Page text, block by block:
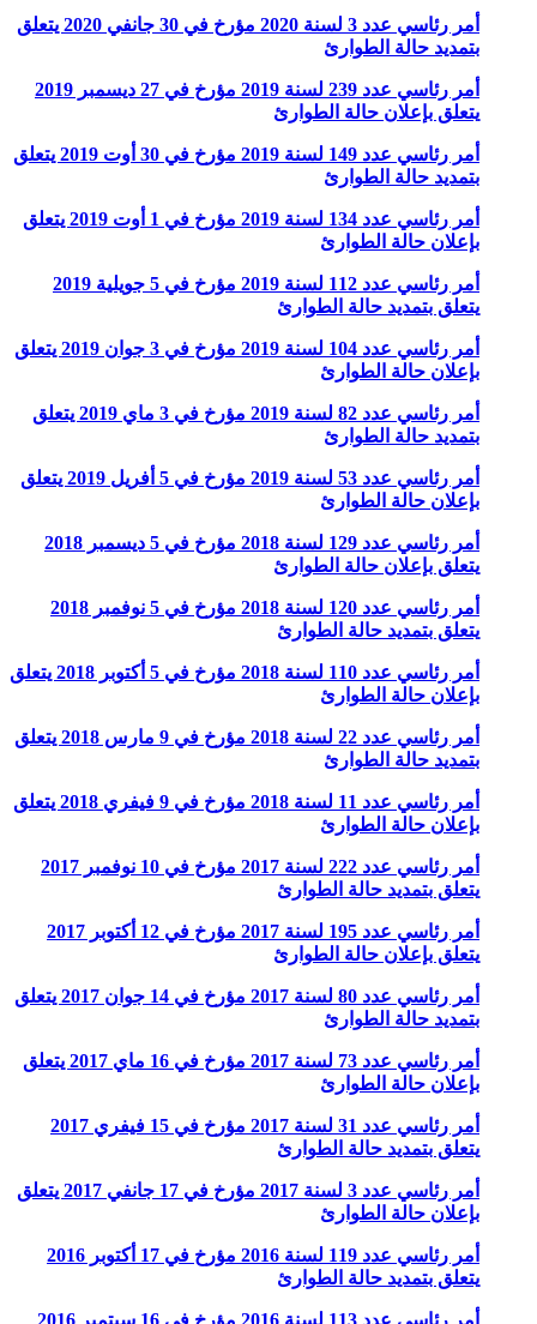
أمر رئاسي عدد 3 لسنة 2020 مؤرخ في 30 جانفي 2020 يتعلق
بتمديد حالة الطوارئ
أمر رئاسي عدد 239 لسنة 2019 مؤرخ في 27 ديسمبر 2019
يتعلق بإعلان حالة الطوارئ
أمر رئاسي عدد 149 لسنة 2019 مؤرخ في 30 أوت 2019 يتعلق
بتمديد حالة الطوارئ
أمر رئاسي عدد 134 لسنة 2019 مؤرخ في 1 أوت 2019 يتعلق
بإعلان حالة الطوارئ
أمر رئاسي عدد 112 لسنة 2019 مؤرخ في 5 جويلية 2019
يتعلق بتمديد حالة الطوارئ
أمر رئاسي عدد 104 لسنة 2019 مؤرخ في 3 جوان 2019 يتعلق
بإعلان حالة الطوارئ
أمر رئاسي عدد 82 لسنة 2019 مؤرخ في 3 ماي 2019 يتعلق
بتمديد حالة الطوارئ
أمر رئاسي عدد 53 لسنة 2019 مؤرخ في 5 أفريل 2019 يتعلق
بإعلان حالة الطوارئ
أمر رئاسي عدد 129 لسنة 2018 مؤرخ في 5 ديسمبر 2018
يتعلق بإعلان حالة الطوارئ
أمر رئاسي عدد 120 لسنة 2018 مؤرخ في 5 نوفمبر 2018
يتعلق بتمديد حالة الطوارئ
أمر رئاسي عدد 110 لسنة 2018 مؤرخ في 5 أكتوبر 2018 يتعلق
بإعلان حالة الطوارئ
أمر رئاسي عدد 22 لسنة 2018 مؤرخ في 9 مارس 2018 يتعلق
بتمديد حالة الطوارئ
أمر رئاسي عدد 11 لسنة 2018 مؤرخ في 9 فيفري 2018 يتعلق
بإعلان حالة الطوارئ
أمر رئاسي عدد 222 لسنة 2017 مؤرخ في 10 نوفمبر 2017
يتعلق بتمديد حالة الطوارئ
أمر رئاسي عدد 195 لسنة 2017 مؤرخ في 12 أكتوبر 2017
يتعلق بإعلان حالة الطوارئ
أمر رئاسي عدد 80 لسنة 2017 مؤرخ في 14 جوان 2017 يتعلق
بتمديد حالة الطوارئ
أمر رئاسي عدد 73 لسنة 2017 مؤرخ في 16 ماي 2017 يتعلق
بإعلان حالة الطوارئ
أمر رئاسي عدد 31 لسنة 2017 مؤرخ في 15 فيفري 2017
يتعلق بتمديد حالة الطوارئ
أمر رئاسي عدد 3 لسنة 2017 مؤرخ في 17 جانفي 2017 يتعلق
بإعلان حالة الطوارئ
أمر رئاسي عدد 119 لسنة 2016 مؤرخ في 17 أكتوبر 2016
يتعلق بتمديد حالة الطوارئ